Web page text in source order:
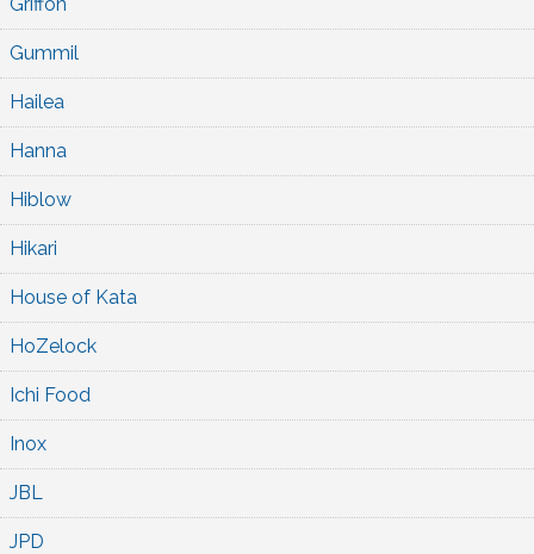
Gummil
Hailea
Hanna
Hiblow
Hikari
House of Kata
HoZelock
Ichi Food
Inox
JBL
JPD